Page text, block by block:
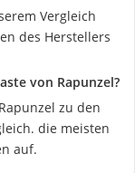
Vergleich
des Herstellers
von Rapunzel?
zu den
die meisten
auf.